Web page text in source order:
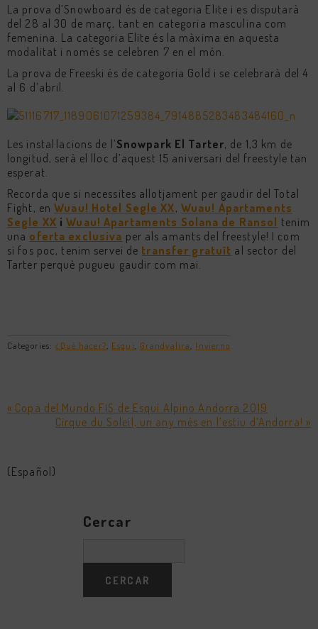
La prova d’Snowboard és de categoria Elite i es disputarà
del 28 al 30 de març, tant en categoria masculina com
femenina. La categoria Elite és la màxima en aquesta
modalitat i només se celebren 7 en el món.
La prova de Freeski és de categoria Gold i se celebrarà del 4
al 6 d’abril.
Les instal·lacions de l’Snowpark El Tarter, de 1,3 km de
longitud, serà el lloc d’aquest 15 aniversari del freestyle tan
esperat.
Recorda que si necessites allotjament per gaudir del Total
Fight, enWuau! Hotel Segle XX, Wuau! Apartaments
Segle XX iWuau! Apartaments Solana de Ransol
tenim
una oferta exclusiva per als amants del freestyle! I com
si fos poc, tenim servei de transfer gratuït al sector del
Tarter perquè pugueu gaudir com mai.
Categories:¿Qué hacer? Esqui Grandvalira Invierno
« Copa del Mundo FIS de Esquí Alpino Andorra 2019
Cirque du Soleil, un any més en l’estiu d’Andorra! »
(Español)
Cercar